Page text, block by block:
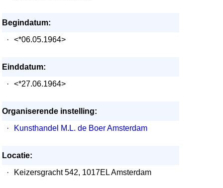
Begindatum:
·
<*06.05.1964>
Einddatum:
·
<*27.06.1964>
Organiserende instelling:
·
Kunsthandel M.L. de Boer Amsterdam
Locatie:
·
Keizersgracht 542, 1017EL Amsterdam